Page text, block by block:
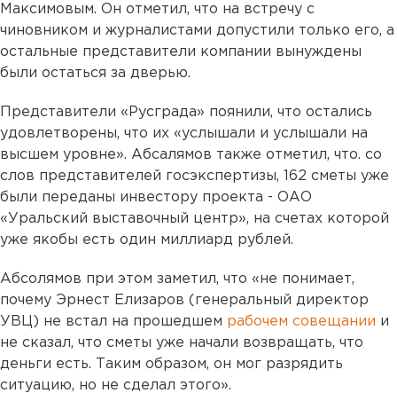
Максимовым. Он отметил, что на встречу с
чиновником и журналистами допустили только его, а
остальные представители компании вынуждены
были остаться за дверью.
Представители «Русграда» поянили, что остались
удовлетворены, что их «услышали и услышали на
высшем уровне». Абсалямов также отметил, что. со
слов представителей госэкспертизы, 162 сметы уже
были переданы инвестору проекта - ОАО
«Уральский выставочный центр», на счетах которой
уже якобы есть один миллиард рублей.
Абсолямов при этом заметил, что «не понимает,
почему Эрнест Елизаров (генеральный директор
УВЦ) не встал на прошедшем рабочем совещании и
не сказал, что сметы уже начали возвращать, что
деньги есть. Таким образом, он мог разрядить
ситуацию, но не сделал этого».